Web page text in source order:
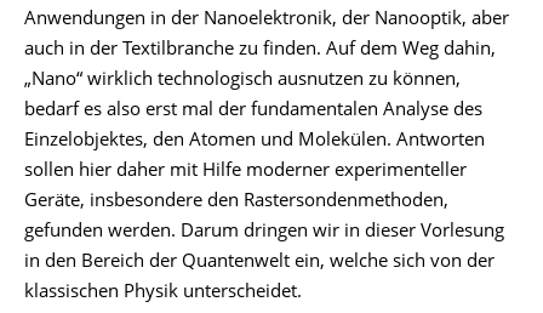
Anwendungen in der Nanoelektronik, der Nanooptik, aber
auch in der Textilbranche zu finden. Auf dem Weg dahin,
„Nano“ wirklich technologisch ausnutzen zu können,
bedarf es also erst mal der fundamentalen Analyse des
Einzelobjektes, den Atomen und Molekülen. Antworten
sollen hier daher mit Hilfe moderner experimenteller
Geräte, insbesondere den Rastersondenmethoden,
gefunden werden. Darum dringen wir in dieser Vorlesung
in den Bereich der Quantenwelt ein, welche sich von der
klassischen Physik unterscheidet.